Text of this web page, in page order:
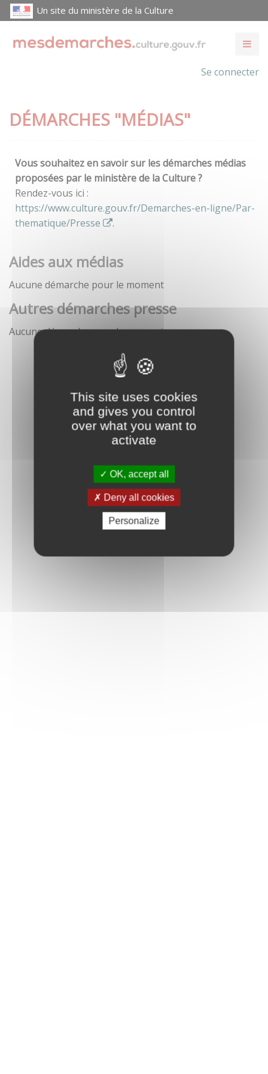
This site uses cookies
and gives you control
over what you want to
activate
OK, accept all
Deny all cookies
Personalize
Un site du ministère de la Culture
Se connecter
DÉMARCHES "MÉDIAS"
Vous souhaitez en savoir sur les démarches médias
proposées par le ministère de la Culture ?
Rendez-vous ici :
https://www.culture.gouv.fr/Demarches-en-ligne/Par-
thematique/Presse
.
Aides aux médias
Aucune démarche pour le moment
Autres démarches presse
Aucune démarche pour le moment